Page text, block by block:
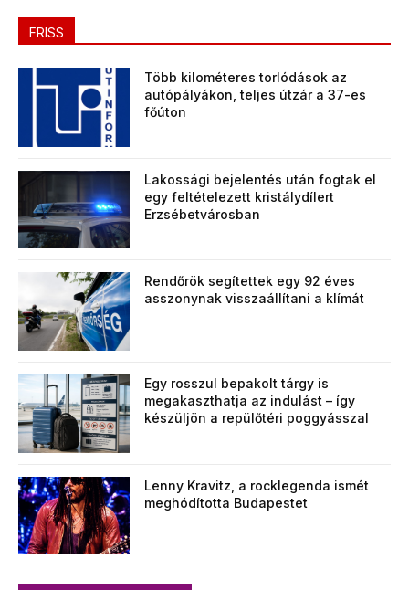
FRISS
Több kilométeres torlódások az
autópályákon, teljes útzár a 37-es
főúton
Lakossági bejelentés után fogtak el
egy feltételezett kristálydílert
Erzsébetvárosban
Rendőrök segítettek egy 92 éves
asszonynak visszaállítani a klímát
Egy rosszul bepakolt tárgy is
megakaszthatja az indulást – így
készüljön a repülőtéri poggyásszal
Lenny Kravitz, a rocklegenda ismét
meghódította Budapestet